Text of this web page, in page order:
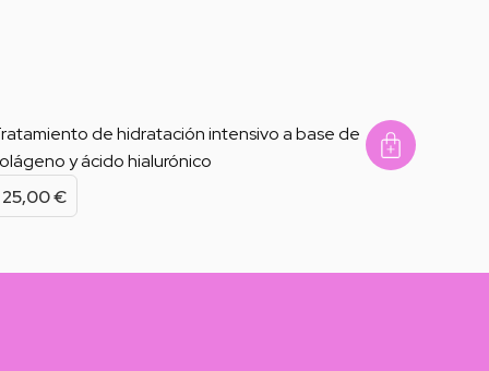
Regeneradora Con Queratina
de hidratación intensivo a base de
y ácido hialurónico
25,00€